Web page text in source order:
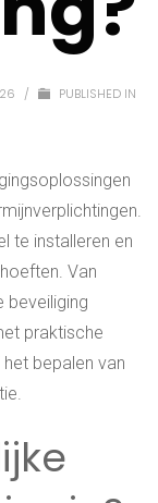
/
PUBLISHED IN
te installeren en
Van
beveiliging
praktische
het bepalen van